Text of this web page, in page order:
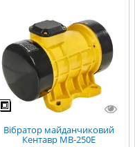
Вібратор майданчиковий
Кентавр МВ-250Е